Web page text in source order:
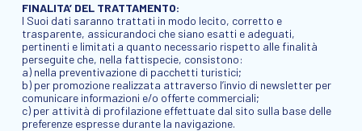
FINALITA’ DEL TRATTAMENTO:
I Suoi dati saranno trattati in modo lecito, corretto e
trasparente, assicurandoci che siano esatti e adeguati,
pertinenti e limitati a quanto necessario rispetto alle finalità
perseguite che, nella fattispecie, consistono:
a) nella preventivazione di pacchetti turistici;
b) per promozione realizzata attraverso l’invio di newsletter per
comunicare informazioni e/o offerte commerciali;
c) per attività di profilazione effettuate dal sito sulla base delle
preferenze espresse durante la navigazione.